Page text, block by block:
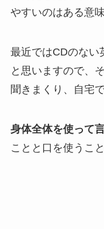
やすいのはある意
最近ではCDのない
と思いますので、
聞きまくり、自宅
身体全体を使って
ことと口を使うこ